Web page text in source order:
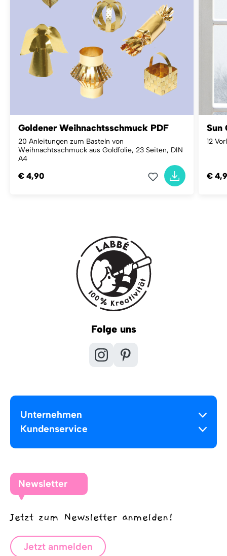
Goldener Weihnachtsschmuck PDF
20 Anleitungen zum Basteln von
Weihnachtsschmuck aus Goldfolie, 23 Seiten, DIN
A4
€ 4,90
Sun
12
€
Folge uns
Unternehmen
Kundenservice
Newsletter
Jetzt zum Newsletter anmelden!
Jetzt anmelden